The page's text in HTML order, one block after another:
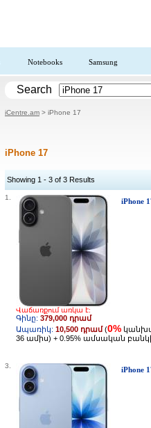
Notebooks Samsung
Search
iCentre.am > iPhone 17
iPhone 17
Showing 1 - 3 of 3 Results
1. iPhone
Վաճառքում առկա է:
Գինը: 379,000 դրամ
Ապառիկ: 10,500 դրամ(0%
36 ամիս) + 0.95% ամսական
3. iPhone